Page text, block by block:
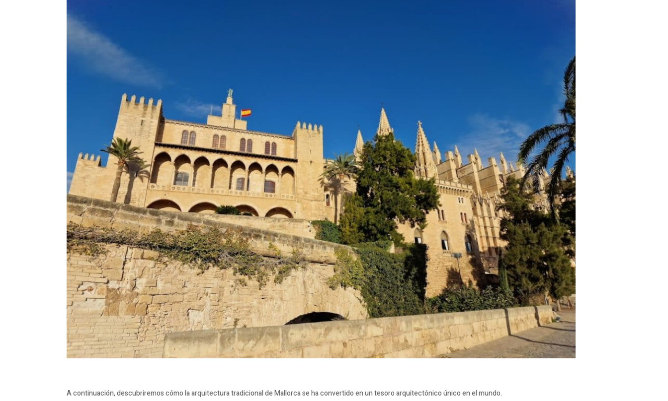
A continuación, descubriremos cómo la arquitectura tradicional de Mallorca se ha convertido en un tesoro arquitectónico único en el mundo.